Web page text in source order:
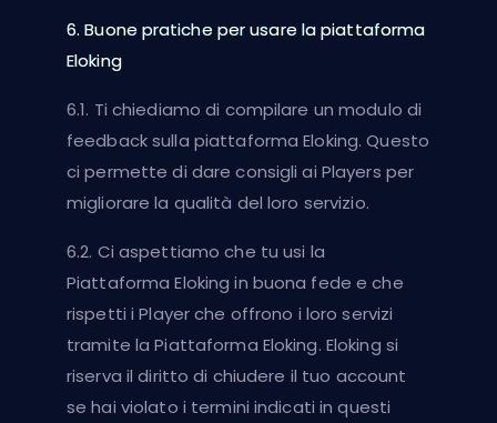
6. Buone pratiche per usare la piattaforma
Eloking
6.1. Ti chiediamo di compilare un modulo di
feedback sulla piattaforma Eloking. Questo
ci permette di dare consigli ai Players per
migliorare la qualità del loro servizio.
6.2. Ci aspettiamo che tu usi la
Piattaforma Eloking in buona fede e che
rispetti i Player che offrono i loro servizi
tramite la Piattaforma Eloking. Eloking si
riserva il diritto di chiudere il tuo account
se hai violato i termini indicati in questi